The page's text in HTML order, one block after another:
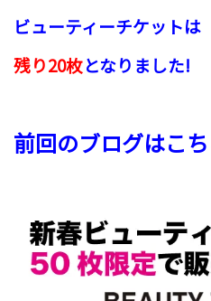
ビューティーチケットは
残り20枚となりました!
前回のブログはこ